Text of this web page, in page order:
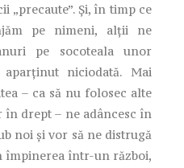
„precaute”. Și, în timp ce
pe nimeni, alții ne
pe socoteala unor
niciodată. Mai
– ca să nu folosec alte
drept – ne adâncesc în
noi și vor să ne distrugă
împinerea într-un război,